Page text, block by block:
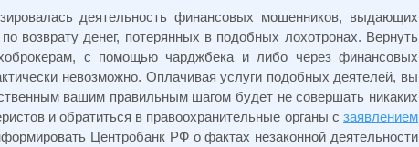
деятельность финансовых мошенников, выдающих
возврату денег, потерянных в подобных лохотронах. Вернуть
с помощью чарджбека и либо через финансовых
невозможно. Оплачивая услуги подобных деятелей, вы
вашим правильным шагом будет не совершать никаких
и обратиться в правоохранительные органы с заявлением
Центробанк РФ о фактах незаконной деятельности